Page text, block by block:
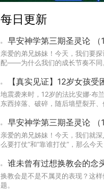
每日更新
早
亲爱的弟兄姊妹！今天，我们要
配——为什么我们的成长节奏不同
【真实见证】12岁女孩
地震袭来时，12岁的法比安娜·布
东西掉落、破碎，随后墙壁裂开
早
亲爱的弟兄姊妹！今天，我们就
么要打仗”和“靠谁打仗”，那么今
谁未曾有过想换教会的念
换教会是不是不属灵的表现？这
题。